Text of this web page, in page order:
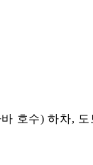
호수) 하차, 도